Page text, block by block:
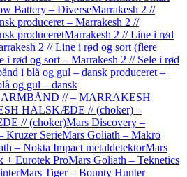
Battery – DiverseMarrakesh 2 //
produceret – Marrakesh 2 //
produceretMarrakesh 2 // Line i rød
2 // Line i rød og sort (flere
i rød og sort – Marrakesh 2 // Sele i rød
i blå og gul – dansk produceret –
og gul – dansk
// – MARRAKESH
HALSKÆDE // (choker) –
// (choker)Mars Discovery –
Kruzer SerieMars Goliath – Makro
– Nokta Impact metaldetektorMars
+ Eurotek ProMars Goliath – Teknetics
Mars Tiger – Bounty Hunter